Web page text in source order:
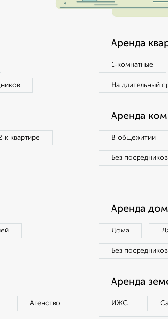
Аренда
1‑комнатные
На длительный
квартире
Аренда
В общежитии
Без посредников
Аренда
Дома
Без посредников
Агенство
Аренда
ИЖС